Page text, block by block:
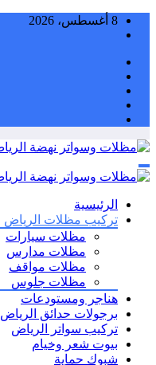
التجاوز8 أغسطس، 2026
الرئيسية
تركيب مظلات الرياض
مظلات سيارات
مظلات مدارس
مظلات مواقف
مظلات جلوس
هناجر ومستودعات
برجولات حدائق الرياض
تركيب سواتر الرياض
بيوت شعر وخيام
شبوك حماية